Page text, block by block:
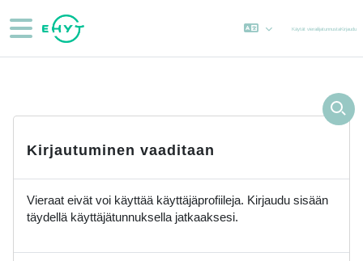
Sivupaneeli
Käytät vierailijatunnustaKirjaudu
Kirjautuminen vaaditaan
Vieraat eivät voi käyttää käyttäjäprofiileja. Kirjaudu sisään
täydellä käyttäjätunnuksella jatkaaksesi.